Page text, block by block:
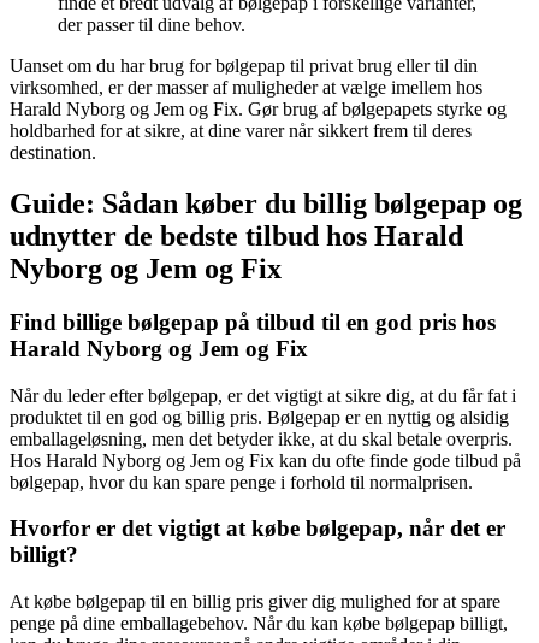
der passer til dine behov.
Uanset om du har brug for bølgepap til privat brug eller til din
virksomhed, er der masser af muligheder at vælge imellem hos
Harald Nyborg og Jem og Fix. Gør brug af bølgepapets styrke og
holdbarhed for at sikre, at dine varer når sikkert frem til deres
destination.
Guide: Sådan køber du billig bølgepap og
udnytter de bedste tilbud hos Harald
Nyborg og Jem og Fix
Find billige bølgepap på tilbud til en god pris hos
Harald Nyborg og Jem og Fix
Når du leder efter bølgepap, er det vigtigt at sikre dig, at du får fat i
produktet til en god og billig pris. Bølgepap er en nyttig og alsidig
emballageløsning, men det betyder ikke, at du skal betale overpris.
Hos Harald Nyborg og Jem og Fix kan du ofte finde gode tilbud på
bølgepap, hvor du kan spare penge i forhold til normalprisen.
Hvorfor er det vigtigt at købe bølgepap, når det er
billigt?
At købe bølgepap til en billig pris giver dig mulighed for at spare
penge på dine emballagebehov. Når du kan købe bølgepap billigt,